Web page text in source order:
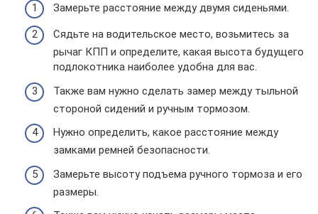
Замерьте расстояние между двумя сиденьями.
Сядьте на водительское место, возьмитесь за
рычаг КПП и определите, какая высота будущего
подлокотника наиболее удобна для вас.
Также вам нужно сделать замер между тыльной
стороной сидений и ручным тормозом.
Нужно определить, какое расстояние между
замками ремней безопасности.
Замерьте высоту подъема ручного тормоза и его
размеры.